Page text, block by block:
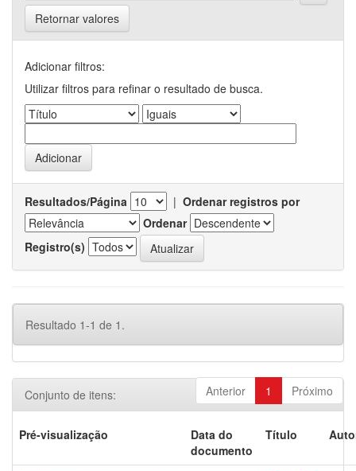
Retornar valores
Adicionar filtros:
Utilizar filtros para refinar o resultado de busca.
Resultados/Página | Ordenar registros por
Ordenar
Registro(s)
Resultado 1-1 de 1.
Anterior 1 Próximo
Conjunto de itens:
Pré-visualização
Data do
documento
Título